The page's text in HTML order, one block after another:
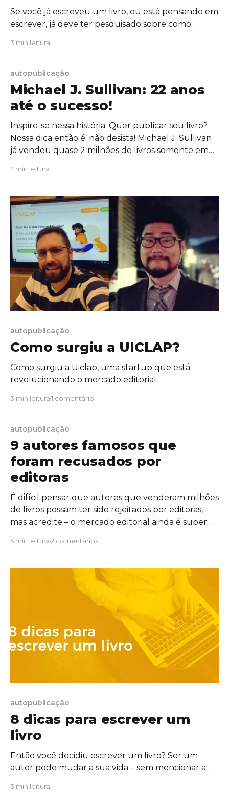
Se você já escreveu um livro, ou está pensando em
escrever, já deve ter pesquisado sobre como
provavelmente, encontrou o termo
Neste momento, você também com certeza se
perguntou: Vale a pena? Nossa resposta a esta
pergunta é: SIM, com certeza!
3 min leitura
autopublicação
Michael J. Sullivan: 22 anos
até o sucesso!
Inspire-se nessa história. Quer publicar seu livro?
Nossa dica então é: não desista! Michael J. Sullivan
já vendeu quase 2 milhões de livros somente em
ficou mundialmente conhecido por As Revelações
mas
2 min leitura
autopublicação
Como surgiu a UICLAP?
Como surgiu a Uiclap, uma startup que está
revolucionando o mercado editorial.
3 min leitura1 comentário
autopublicação
9 autores famosos que
foram recusados por
editoras
É difícil pensar que autores que venderam milhões
de livros possam ter sido rejeitados por editoras,
mas acredite – o mercado editorial ainda é super
Veja 9 autores famosos que foram recusados por
Melville, Moby-Dick, foi recusada por
5 min leitura2 comentários
autopublicação
8 dicas para escrever um
livro
Então você decidiu escrever um livro? Ser um
autor pode mudar a sua vida – sem mencionar a
pessoas. Mas escrever um livro não é uma tarefa
3 min leitura